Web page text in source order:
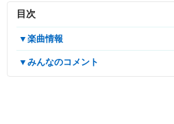
目次
▼楽曲情報
▼みんなのコメント